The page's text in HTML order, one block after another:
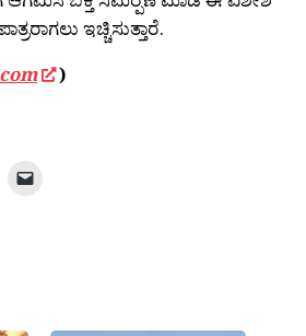
ಇಚ್ಚಿಸುತ್ತಾರೆ.
)